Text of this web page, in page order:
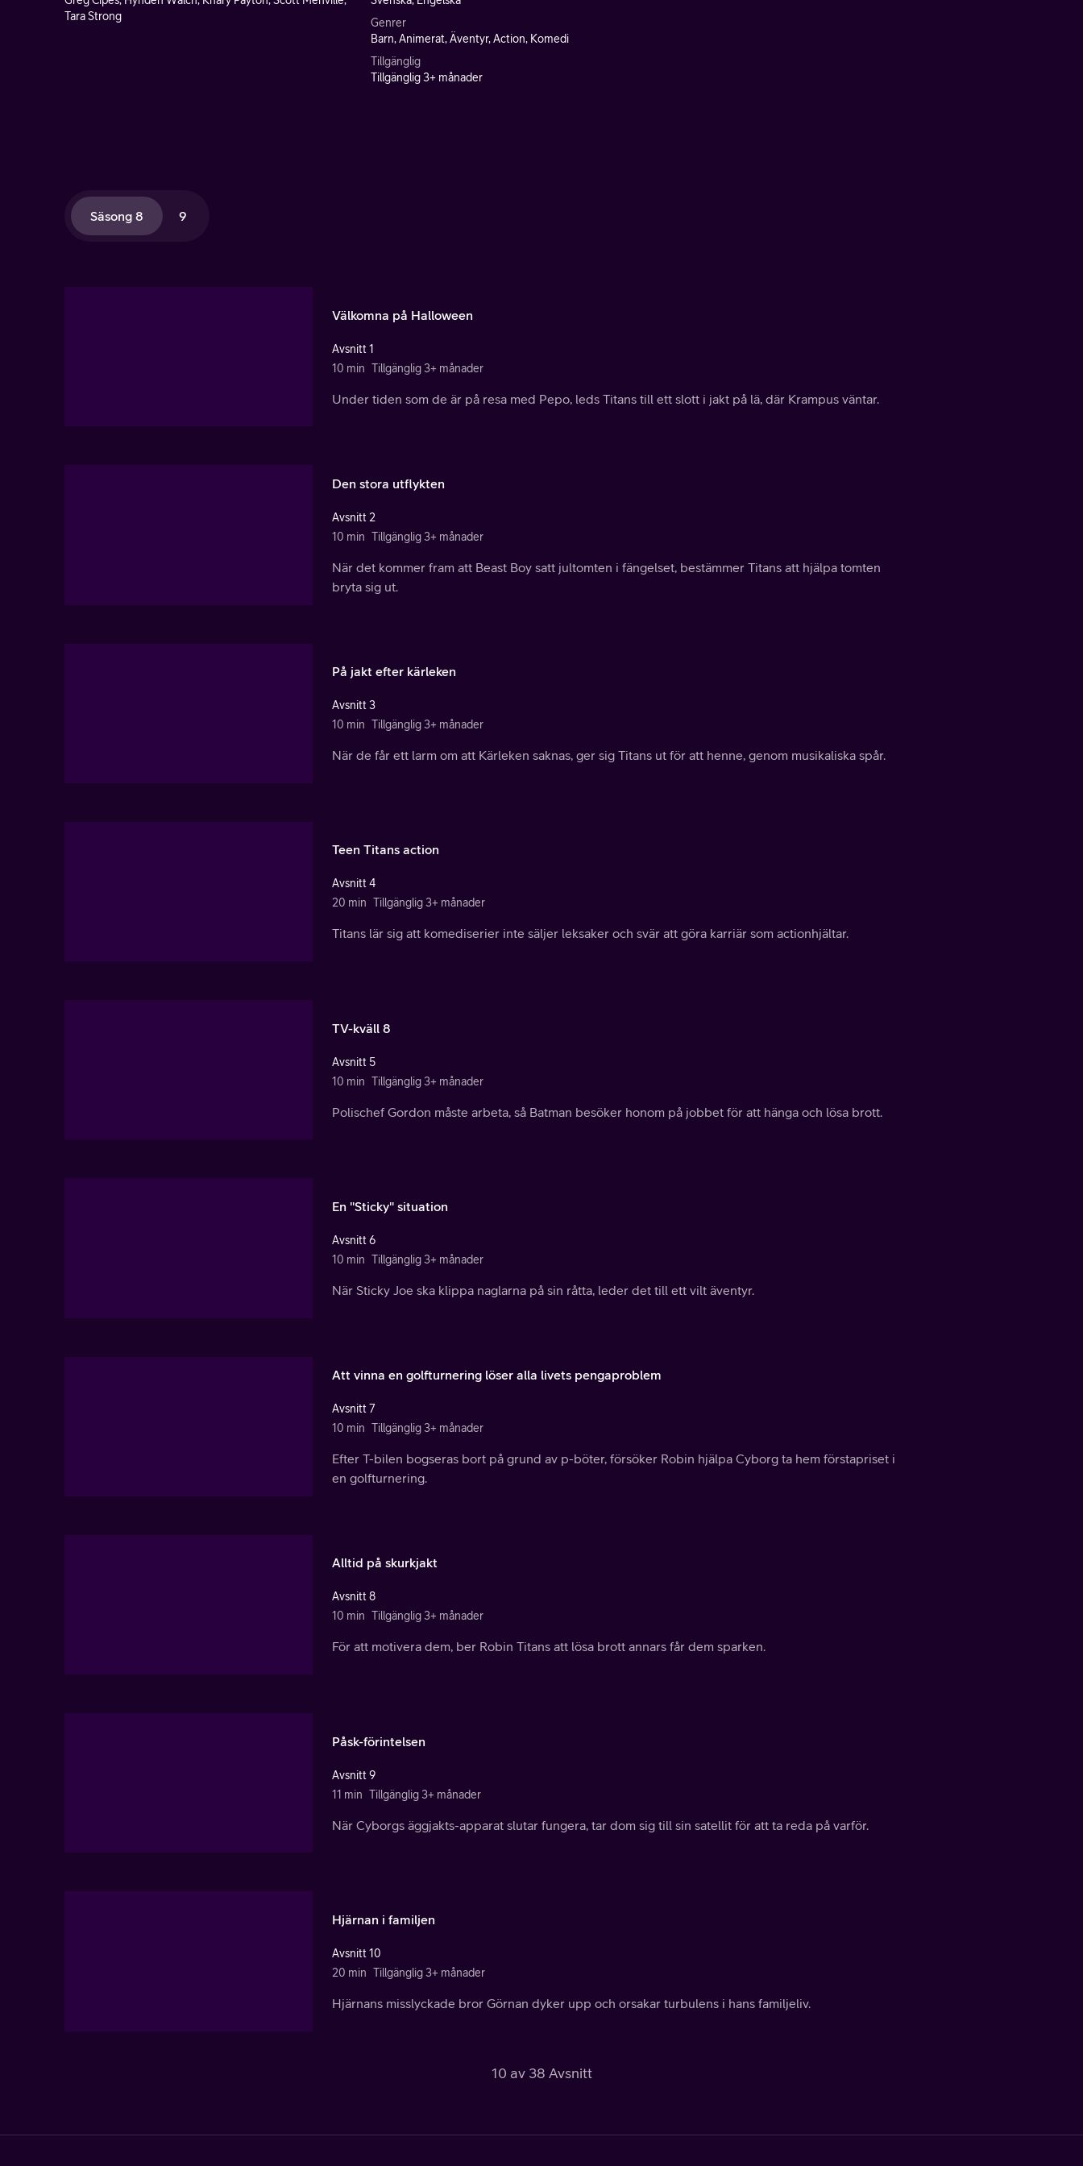
Tara Strong
Genrer
Barn, Animerat, Äventyr, Action, Komedi
Tillgänglig
Tillgänglig 3+ månader
Säsong 8 9
Välkomna på Halloween
Avsnitt 1
10 min Tillgänglig 3+ månader
Under tiden som de är på resa med Pepo, leds Titans till ett slott i jakt på lä, där Krampus väntar.
Den stora utflykten
Avsnitt 2
10 min Tillgänglig 3+ månader
När det kommer fram att Beast Boy satt jultomten i fängelset, bestämmer Titans att hjälpa tomten
bryta sig ut.
På jakt efter kärleken
Avsnitt 3
10 min Tillgänglig 3+ månader
När de får ett larm om att Kärleken saknas, ger sig Titans ut för att henne, genom musikaliska spår.
Teen Titans action
Avsnitt 4
20 min Tillgänglig 3+ månader
Titans lär sig att komediserier inte säljer leksaker och svär att göra karriär som actionhjältar.
TV-kväll 8
Avsnitt 5
10 min Tillgänglig 3+ månader
Polischef Gordon måste arbeta, så Batman besöker honom på jobbet för att hänga och lösa brott.
En "Sticky" situation
Avsnitt 6
10 min Tillgänglig 3+ månader
När Sticky Joe ska klippa naglarna på sin råtta, leder det till ett vilt äventyr.
Att vinna en golfturnering löser alla livets pengaproblem
Avsnitt 7
10 min Tillgänglig 3+ månader
Efter T-bilen bogseras bort på grund av p-böter, försöker Robin hjälpa Cyborg ta hem förstapriset i
en golfturnering.
Alltid på skurkjakt
Avsnitt 8
10 min Tillgänglig 3+ månader
För att motivera dem, ber Robin Titans att lösa brott annars får dem sparken.
Påsk-förintelsen
Avsnitt 9
11 min Tillgänglig 3+ månader
När Cyborgs äggjakts-apparat slutar fungera, tar dom sig till sin satellit för att ta reda på varför.
Hjärnan i familjen
Avsnitt 10
20 min Tillgänglig 3+ månader
Hjärnans misslyckade bror Görnan dyker upp och orsakar turbulens i hans familjeliv.
10 av 38 Avsnitt